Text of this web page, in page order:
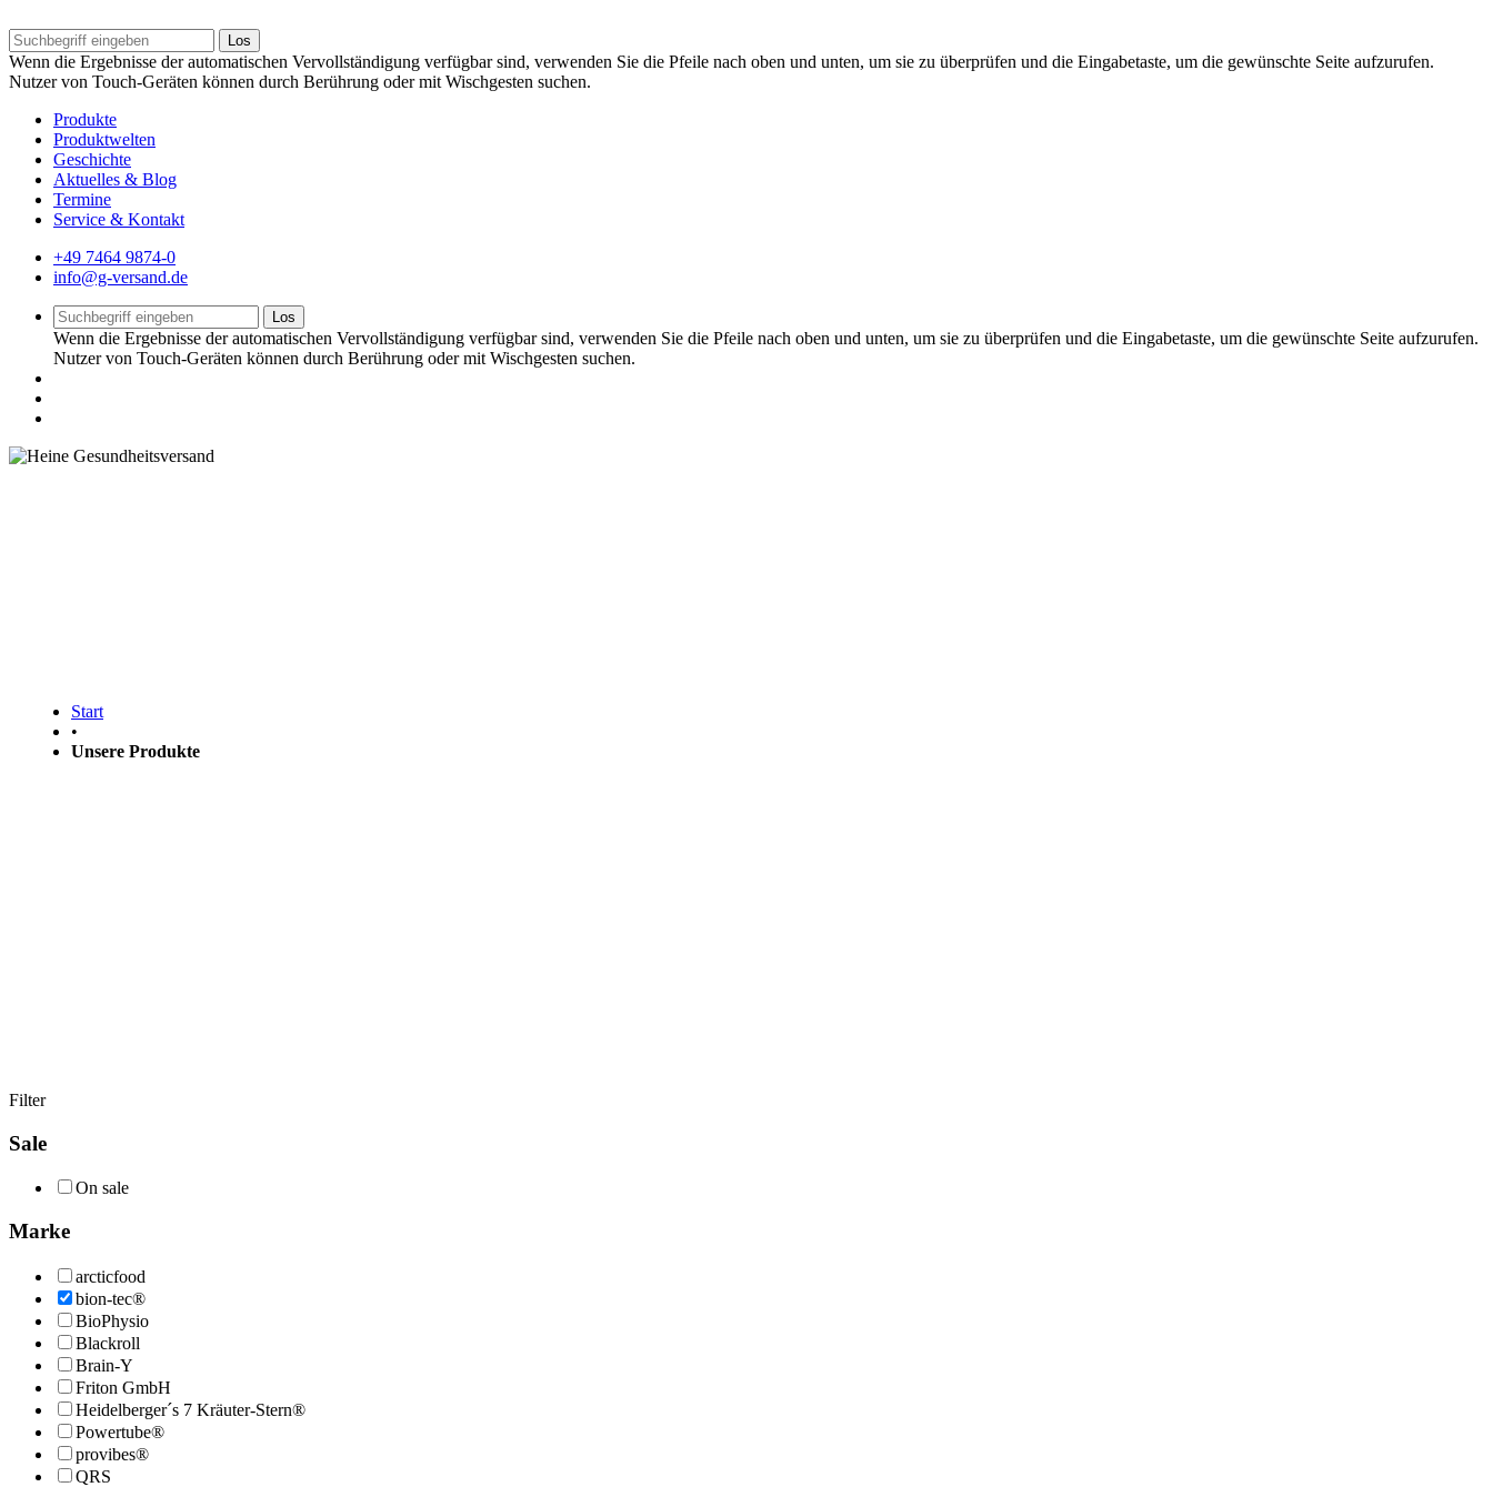
Los
Wenn die Ergebnisse der automatischen Vervollständigung verfügbar sind, verwenden Sie die Pfeile nach oben und unten, um sie zu überprüfen und die Eingabetaste, um die gewünschte Seite aufzurufen.
Nutzer von Touch-Geräten können durch Berührung oder mit Wischgesten suchen.
Produkte
Produktwelten
Geschichte
Aktuelles & Blog
Termine
Service & Kontakt
+49 7464 9874-0
info@g-versand.de
Los
Wenn die Ergebnisse der automatischen Vervollständigung verfügbar sind, verwenden Sie die Pfeile nach oben und unten, um sie zu überprüfen und die Eingabetaste, um die gewünschte Seite aufzurufen.
Nutzer von Touch-Geräten können durch Berührung oder mit Wischgesten suchen.
Start
•
Unsere Produkte
Filter
Sale
On sale
Marke
arcticfood
bion-tec®
BioPhysio
Blackroll
Brain-Y
Friton GmbH
Heidelberger´s 7 Kräuter-Stern®
Powertube®
provibes®
QRS